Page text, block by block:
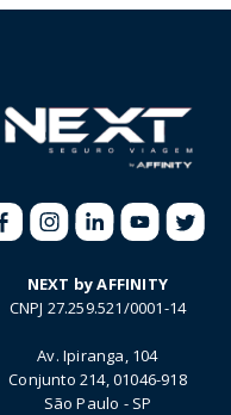
NEXT by AFFINITY
CNPJ 27.259.521/0001-14
Av. Ipiranga, 104
Conjunto 214, 01046-918
São Paulo - SP